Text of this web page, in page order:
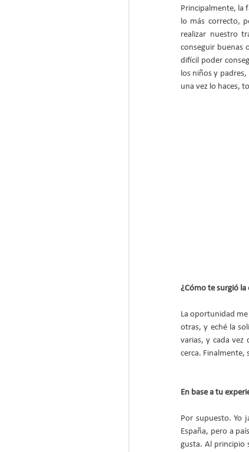
Principalmente, la
lo más correcto,
realizar nuestro
conseguir buenas
difícil poder
los niños y
una vez lo haces,
¿Cómo te surgió
La oportunidad me
otras, y eché la
varias, y cada vez
cerca. Finalmente,
En base a tu
Por supuesto. Yo
España, pero a
gusta. Al principio